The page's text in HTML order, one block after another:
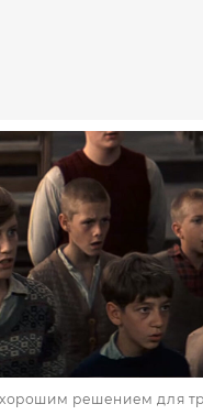
решением для